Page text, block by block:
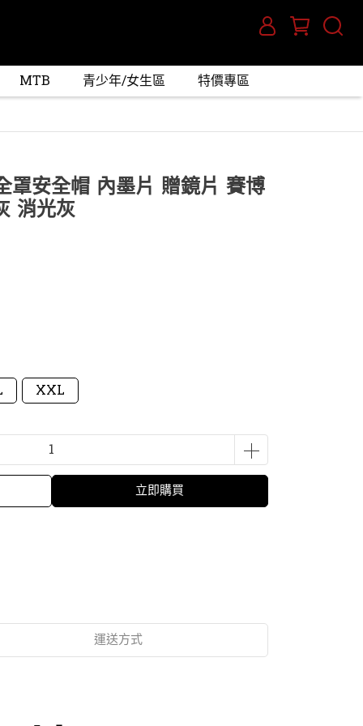
MTB 青少年/女生區 特價專區
安全帽 內墨片 贈鏡片 賽博
消光灰
XXL
立即購買
運送方式